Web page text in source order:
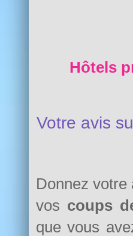
Hôtels
Votre avis
Donnez votre
vos coups
que vous